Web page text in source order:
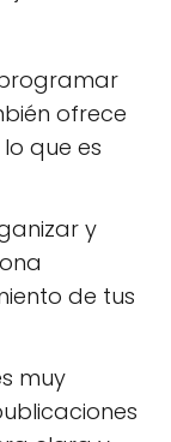
ofrece
que es
y
de tus
muy